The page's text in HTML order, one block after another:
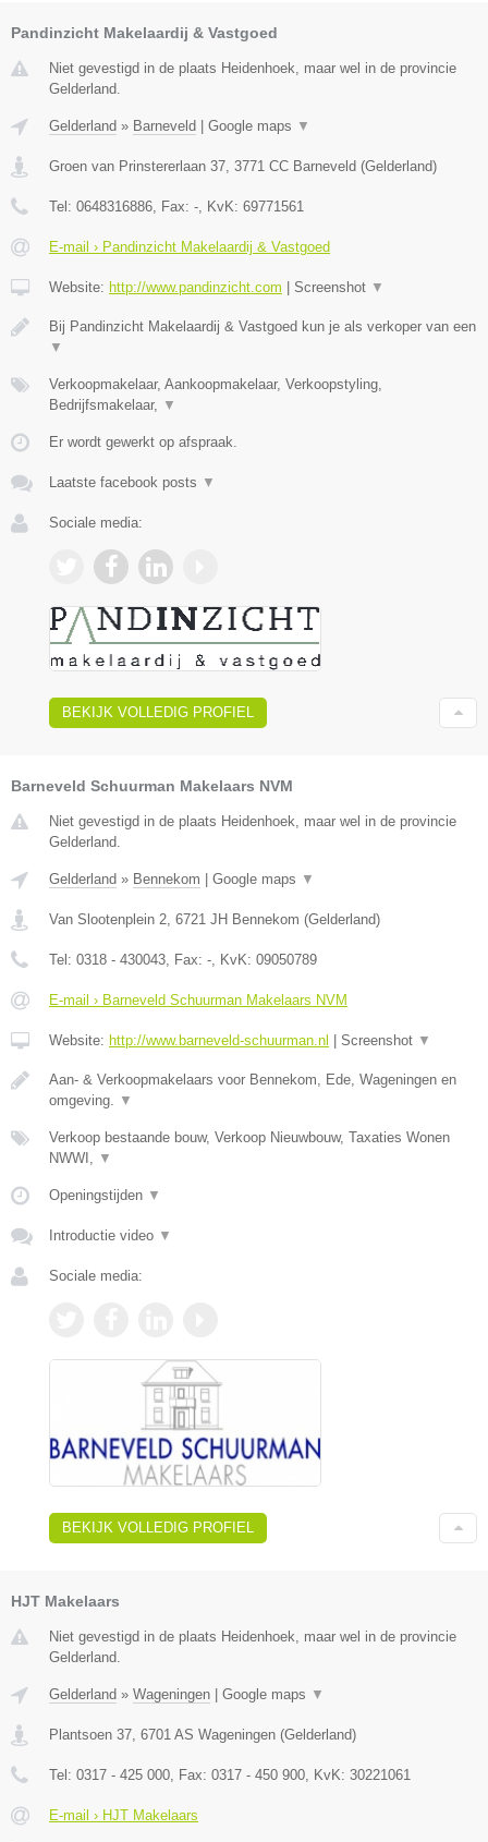
Pandinzicht Makelaardij & Vastgoed
Niet gevestigd in de plaats Heidenhoek, maar wel in de provincie
Gelderland.
Gelderland » Barneveld Google maps ▼
Groen van Prinstererlaan 37, 3771 CC Barneveld (Gelderland)
Tel: 0648316886, Fax: -, KvK: 69771561
E-mail › Pandinzicht Makelaardij & Vastgoed
Website: http://www.pandinzicht.com Screenshot ▼
Bij Pandinzicht Makelaardij & Vastgoed kun je als verkoper van een
▼
Verkoopmakelaar, Aankoopmakelaar, Verkoopstyling,
Bedrijfsmakelaar, ▼
Er wordt gewerkt op afspraak.
Laatste facebook posts ▼
Sociale media:
BEKIJK VOLLEDIG PROFIEL
Barneveld Schuurman Makelaars NVM
Niet gevestigd in de plaats Heidenhoek, maar wel in de provincie
Gelderland.
Gelderland » Bennekom | Google maps ▼
Van Slootenplein 2 6721 JH Bennekom (Gelderland)
Tel: 0318 - 430043 , Fax: - , KvK: 09050789
E-mail › Barneveld Schuurman Makelaars NVM
Website: http://www.barneveld-schuurman.nl | Screenshot ▼
Aan- & Verkoopmakelaars voor Bennekom, Ede, Wageningen en
omgeving.
▼
Verkoop bestaande bouw, Verkoop Nieuwbouw, Taxaties Wonen
NWWI,
▼
Openingstijden ▼
Introductie video ▼
Sociale media:
BEKIJK VOLLEDIG PROFIEL
HJT Makelaars
Niet gevestigd in de plaats Heidenhoek, maar wel in de provincie
Gelderland.
Gelderland » Wageningen | Google maps ▼
Plantsoen 37 6701 AS Wageningen (Gelderland)
Tel: 0317 - 425 000 , Fax: 0317 - 450 900 , KvK: 30221061
E-mail › HJT Makelaars